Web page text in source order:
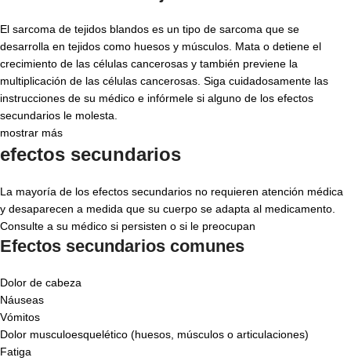
El sarcoma de tejidos blandos es un tipo de sarcoma que se
desarrolla en tejidos como huesos y músculos. Mata o detiene el
crecimiento de las células cancerosas y también previene la
multiplicación de las células cancerosas. Siga cuidadosamente las
instrucciones de su médico e infórmele si alguno de los efectos
secundarios le molesta.
mostrar más
efectos secundarios
La mayoría de los efectos secundarios no requieren atención médica
y desaparecen a medida que su cuerpo se adapta al medicamento.
Consulte a su médico si persisten o si le preocupan
Efectos secundarios comunes
Dolor de cabeza
Náuseas
Vómitos
Dolor musculoesquelético (huesos, músculos o articulaciones)
Fatiga